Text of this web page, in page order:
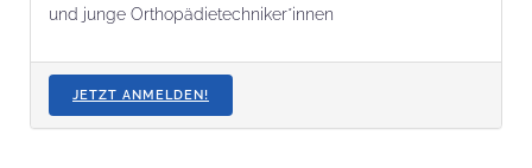
und junge Orthopädietechniker*innen
JETZT ANMELDEN!